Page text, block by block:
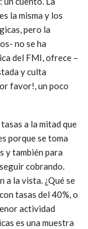
la misma y los
pero la
no se ha
del FMI, ofrece –
y culta
favor!, un poco
a la mitad que
porque se toma
y también para
cobrando.
a la vista. ¿Qué se
tasas del 40%, o
actividad
es una muestra